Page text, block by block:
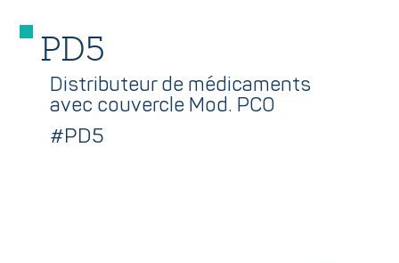
PD5
Distributeur de médicaments
avec couvercle Mod. PCO
#PD5